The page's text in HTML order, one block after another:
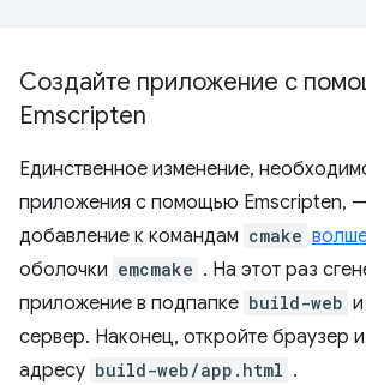
Создайте приложение с
Emscripten
Единственное изменение,
приложения с помощью Emscripten,
добавление к командам cmake
оболочки emcmake . На этот раз
приложение в подпапке build-web
сервер. Наконец, откройте браузер
адресу build-web/app.html .